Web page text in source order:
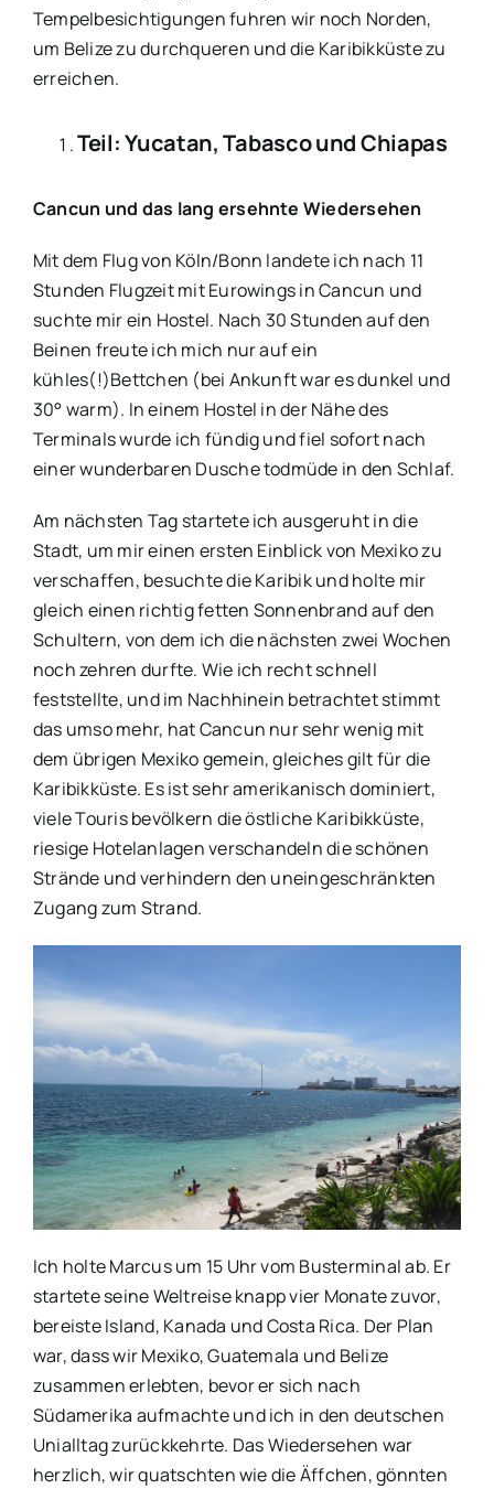
Tempelbesichtigungen fuhren wir noch Norden,
um Belize zu durchqueren und die Karibikküste zu
erreichen.
Teil: Yucatan, Tabasco und Chiapas
Cancun und das lang ersehnte Wiedersehen
Mit dem Flug von Köln/Bonn landete ich nach 11
Stunden Flugzeit mit Eurowings in Cancun und
suchte mir ein Hostel. Nach 30 Stunden auf den
Beinen freute ich mich nur auf ein
kühles(!)Bettchen (bei Ankunft war es dunkel und
30° warm). In einem Hostel in der Nähe des
Terminals wurde ich fündig und fiel sofort nach
einer wunderbaren Dusche todmüde in den Schlaf.
Am nächsten Tag startete ich ausgeruht in die
Stadt, um mir einen ersten Einblick von Mexiko zu
verschaffen, besuchte die Karibik und holte mir
gleich einen richtig fetten Sonnenbrand auf den
Schultern, von dem ich die nächsten zwei Wochen
noch zehren durfte. Wie ich recht schnell
feststellte, und im Nachhinein betrachtet stimmt
das umso mehr, hat Cancun nur sehr wenig mit
dem übrigen Mexiko gemein, gleiches gilt für die
Karibikküste. Es ist sehr amerikanisch dominiert,
viele Touris bevölkern die östliche Karibikküste,
riesige Hotelanlagen verschandeln die schönen
Strände und verhindern den uneingeschränkten
Zugang zum Strand.
Ich holte Marcus um 15 Uhr vom Busterminal ab. Er
startete seine Weltreise knapp vier Monate zuvor,
bereiste Island, Kanada und Costa Rica. Der Plan
war, dass wir Mexiko, Guatemala und Belize
zusammen erlebten, bevor er sich nach
Südamerika aufmachte und ich in den deutschen
Unialltag zurückkehrte. Das Wiedersehen war
herzlich, wir quatschten wie die Äffchen, gönnten